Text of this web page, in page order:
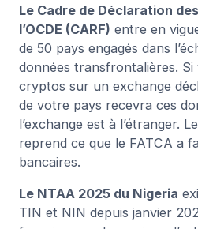
Le Cadre de Déclaration
l’OCDE (CARF) entre en
de 50 pays engagés dans
données transfrontalières. Si
cryptos sur un exchange
de votre pays recevra ces
l’exchange est à l’étranger. Le
reprend ce que le FATCA a
bancaires.
Le NTAA 2025 du Nigeria
TIN et NIN depuis janvier